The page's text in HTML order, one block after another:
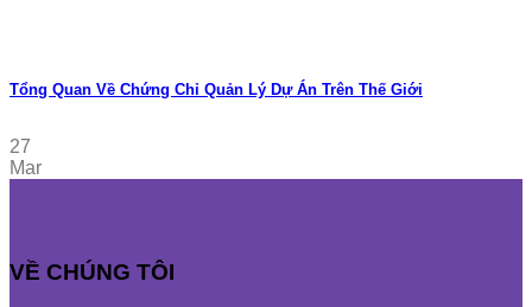
Tổng Quan Về Chứng Chỉ Quản Lý Dự Án Trên Thế Giới
27
Mar
VỀ CHÚNG TÔI